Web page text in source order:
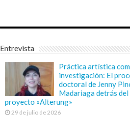
Entrevista
Práctica artística
investigación: El
doctoral de Jenny
Madariaga detrás del
proyecto «Alterung»
29 de julio de 2026